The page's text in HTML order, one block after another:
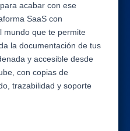
acabar con ese
SaaS con
mundo que te permite
la documentación de tus
y accesible desde
con copias de
trazabilidad y soporte